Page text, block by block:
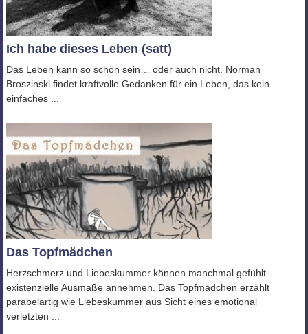
Ich habe dieses Leben (satt)
Das Leben kann so schön sein… oder auch nicht. Norman
Broszinski findet kraftvolle Gedanken für ein Leben, das kein
einfaches ...
Das Topfmädchen
Herzschmerz und Liebeskummer können manchmal gefühlt
existenzielle Ausmaße annehmen. Das Topfmädchen erzählt
parabelartig wie Liebeskummer aus Sicht eines emotional
verletzten ...